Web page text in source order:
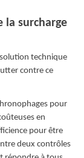
surcharge
technique
contre ce
pour
en
pour être
deux contrôles